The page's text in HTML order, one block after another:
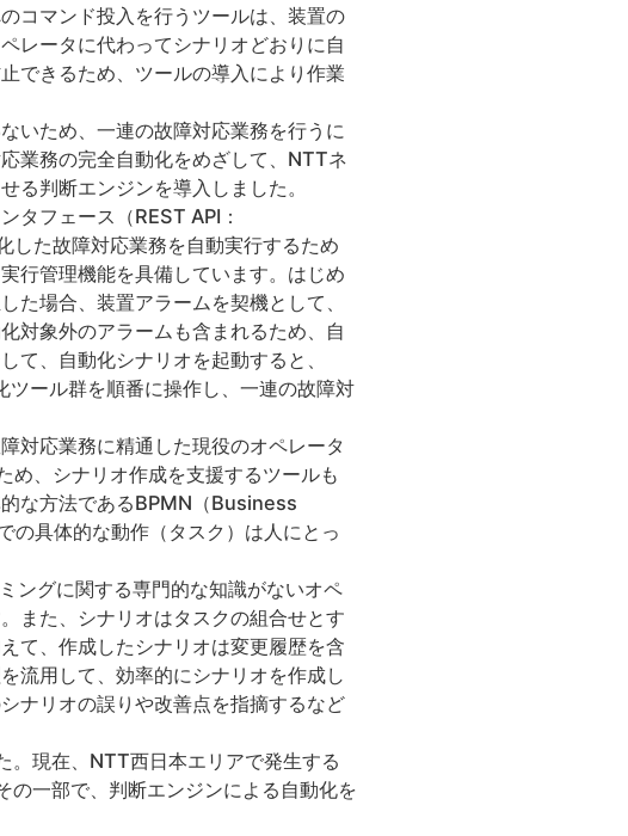
コマンド投入を行うツールは、装置の
レータに代わってシナリオどおりに自
できるため、ツールの導入により作業
いため、一連の故障対応業務を行うに
業務の完全自動化をめざして、NTTネ
る判断エンジンを導入しました。
タフェース（REST API：
た故障対応業務を自動実行するため
行管理機能を具備しています。はじめ
た場合、装置アラームを契機として、
対象外のアラームも含まれるため、自
て、自動化シナリオを起動すると、
ール群を順番に操作し、一連の故障対
対応業務に精通した現役のオペレータ
め、シナリオ作成を支援するツールも
な方法であるBPMN（Business
具体的な動作（タスク）は人にとっ
グに関する専門的な知識がないオペ
また、シナリオはタスクの組合せとす
て、作成したシナリオは変更履歴を含
流用して、効率的にシナリオを作成し
ナリオの誤りや改善点を指摘するなど
。現在、NTT西日本エリアで発生する
の一部で、判断エンジンによる自動化を